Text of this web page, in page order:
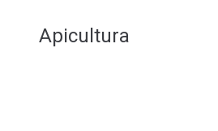
Apicultura